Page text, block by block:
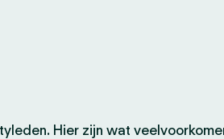
Hier zijn wat